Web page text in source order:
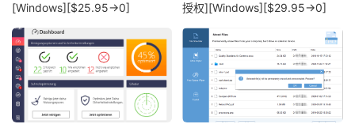
[Windows][$25.95→0]
授权][Windows][$29.95→0]